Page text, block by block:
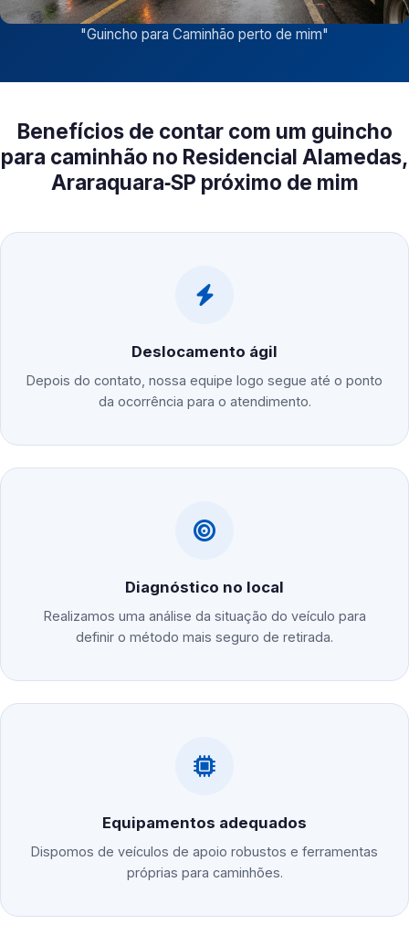
"Guincho para Caminhão perto de mim"
Benefícios de contar com um guincho
para caminhão no Residencial Alamedas,
Araraquara‑SP próximo de mim
Deslocamento ágil
Depois do contato, nossa equipe logo segue até o ponto
da ocorrência para o atendimento.
Diagnóstico no local
Realizamos uma análise da situação do veículo para
definir o método mais seguro de retirada.
Equipamentos adequados
Dispomos de veículos de apoio robustos e ferramentas
próprias para caminhões.